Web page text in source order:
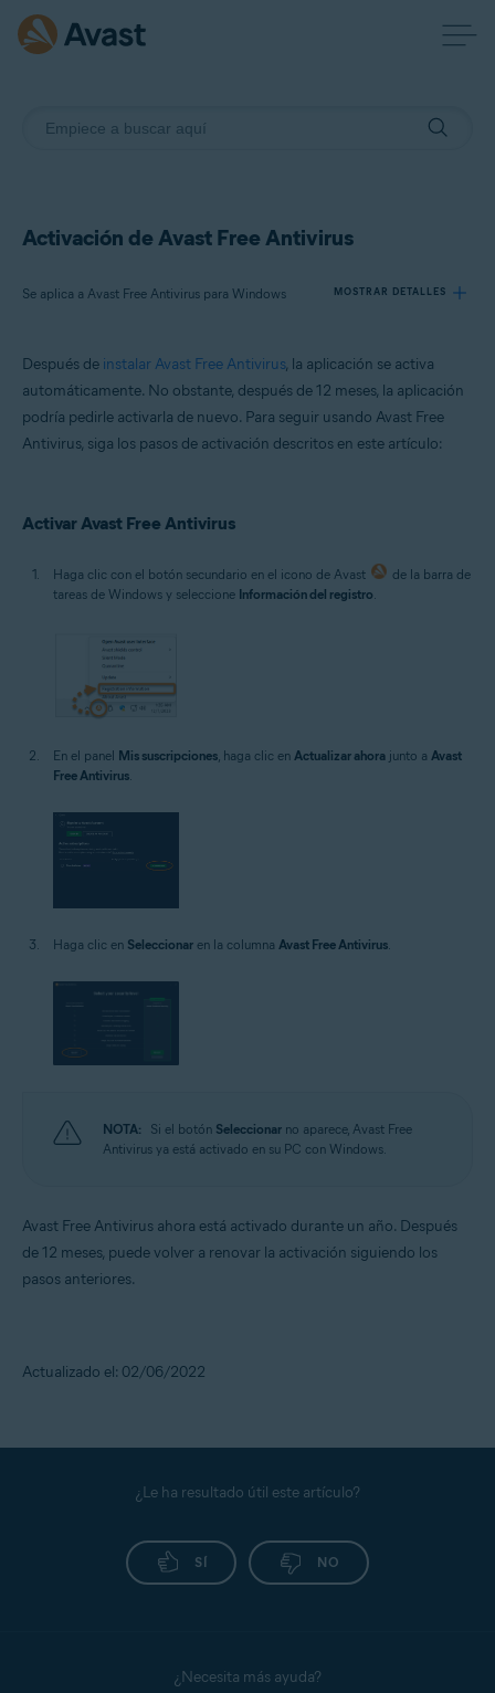
Activación de Avast Free Antivirus
Se aplica a Avast Free Antivirus para Windows MOSTRAR DETALLES
Sistemas operativos:
Microsoft Windows 8.1/Pro/Enterprise - 32 o 64 bits
Premium/Professional/Enterprise/Ultimate - Service Pack 1 con
Convenient Rollup Update, 32 o 64 bits
Después de instalar Avast Free Antivirus, la aplicación se activa
automáticamente. No obstante, después de 12 meses, la aplicación
podría pedirle activarla de nuevo. Para seguir usando Avast Free
Antivirus, siga los pasos de activación descritos en este artículo:
Activar Avast Free Antivirus
Haga clic con el botón secundario en el icono de Avast
de la barra de
tareas de Windows y seleccione Información del registro.
En el panel Mis suscripciones , haga clic en Actualizar ahora junto a Avast
Free Antivirus
Haga clic en Seleccionar en la columna Avast Free Antivirus
NOTA: Si el botón Seleccionar no aparece, Avast Free
Antivirus ya está activado en su PC con Windows.
Avast Free Antivirus ahora está activado durante un año. Después
de 12 meses, puede volver a renovar la activación siguiendo los
pasos anteriores.
Actualizado el: 02/06/2022
¿Le ha resultado útil este artículo?
SÍ NO
¿Necesita más ayuda?